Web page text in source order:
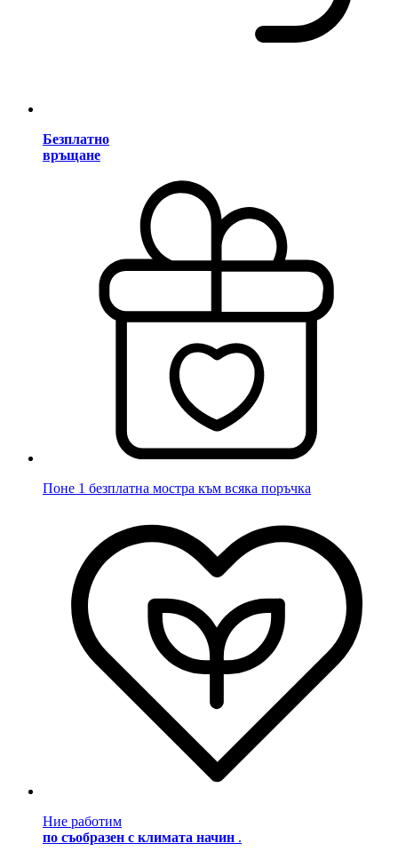
Безплатно
връщане
Поне 1 безплатна мостра към всяка поръчка
Ние работим
по съобразен с климата начин .